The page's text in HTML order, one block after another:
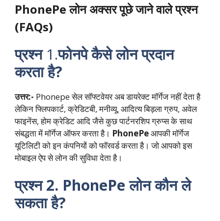
PhonePe लोन अक्सर पूछे जाने वाले प्रश्न
(FAQs)
प्रश्न1.फोनपे कैसे लोन प्रदान
करता है?
उत्तर:- Phonepe सेल सॉफ्टवेयर अब डायरेक्ट मॉर्गेज नहीं देता है
लेकिन फ्लिपकार्ट, क्रेडिटबी, मनीव्यू, आदित्य बिड़ला ग्रुप, अवेल
फाइनेंस, होम क्रेडिट आदि जैसे कुछ पार्टनरशिप ग्रुप्स के साथ
संबद्धता में मॉर्गेज ऑफर करता है। PhonePeआपकी मॉर्गेज
यूटिलिटी को इन कंपनियों को फॉरवर्ड करता है। जो आपको इस
मोबाइल ऐप से लोन की सुविधा देता है।
प्रश्न 2. PhonePe लोन कौन ले
सकता है?